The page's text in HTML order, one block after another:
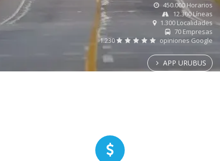
450.000 Horarios
12.300 Líneas
1.300 Localidades
70 Empresas
1.230
opiniones Google
APP URUBUS